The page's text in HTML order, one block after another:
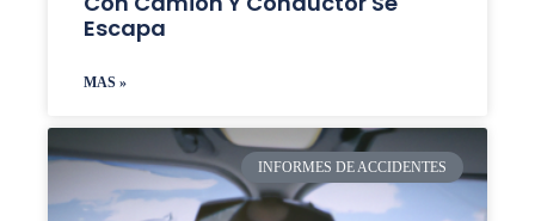
Escapa
MAS »
INFORMES DE ACCIDENTES